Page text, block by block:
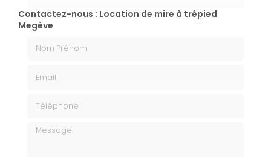
Contactez-nous : Location de mire à trépied
Megève
Message